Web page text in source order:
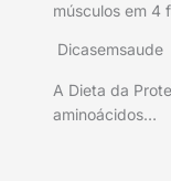
músculos em 4
Dicasemsaude
A Dieta da
aminoácidos…